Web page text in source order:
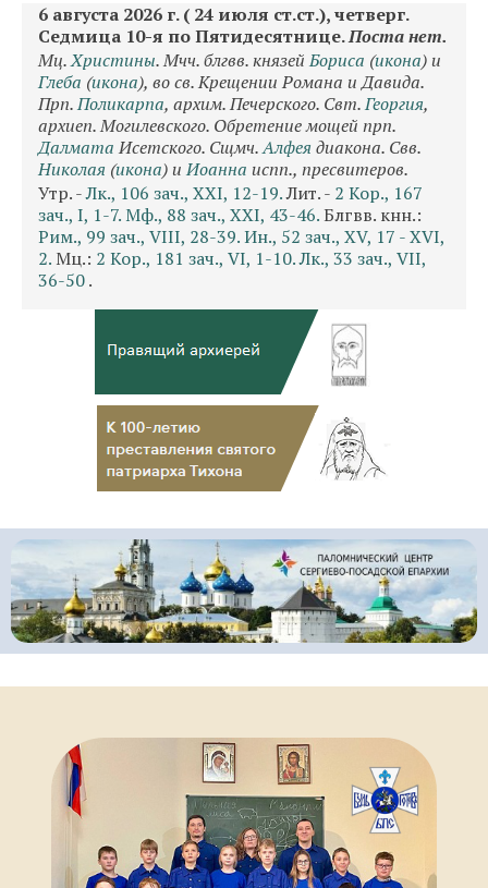
6 августа 2026 г. ( 24 июля ст.ст.), четверг.
Седмица 10-я по Пятидесятнице.Поста нет.
Мц.Христины. Мчч. блгвв. князейБориса (икона) и
Глеба (икона), во св. Крещении Романа и Давида.
Прп.Поликарпа, архим. Печерского. Свт.Георгия,
архиеп. Могилевского. Обретение мощей прп.
ДалматаИсетского. Сщмч.Алфея диакона. Свв.
Николая (икона) иИоанна испп., пресвитеров.
Утр. -Лк., 106 зач., XXI, 12-19.Лит. - 2 Кор., 167
зач., I, 1-7.Мф., 88 зач., XXI, 43-46.Блгвв. кнн.:
Рим., 99 зач., VIII, 28-39.Ин., 52 зач., XV, 17 - XVI,
2. Мц.: 2 Кор., 181 зач., VI, 1-10.Лк., 33 зач., VII,
36-50.